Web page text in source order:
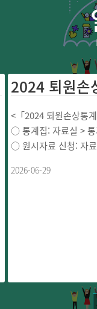
<「2024 퇴원손상통
○ 통계집: 자료실 > 통
○ 원시자료 신청: 자료
2026-06-29